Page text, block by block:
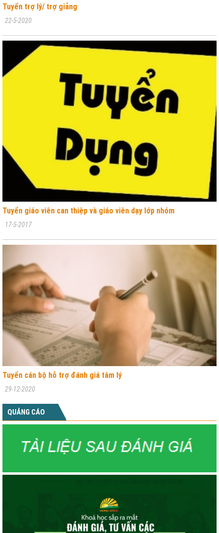
Tuyển trợ lý/ trợ giảng
22-5-2020
Tuyển giáo viên can thiệp và giáo viên dạy lớp nhóm
17-5-2017
Tuyển cán bộ hỗ trợ đánh giá tâm lý
29-12-2020
QUẢNG CÁO